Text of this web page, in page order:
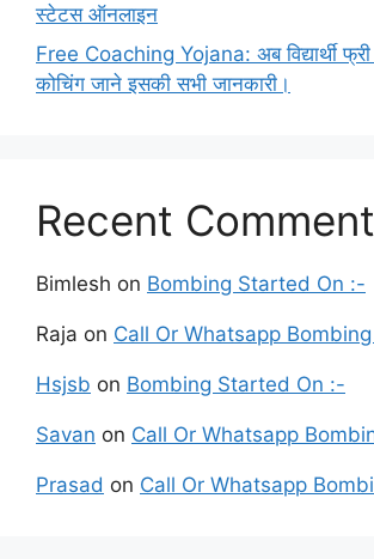
स्टेटस ऑनलाइन
Free Coaching Yojana: अब विद्यार्थी
कोचिंग जाने इसकी सभी जानकारी।
Recent
Bimlesh on Bombing Started On :-
Raja on Call Or Whatsapp
Hsjsb on Bombing Started On :-
Savan on Call Or Whatsapp
Prasad on Call Or Whatsapp